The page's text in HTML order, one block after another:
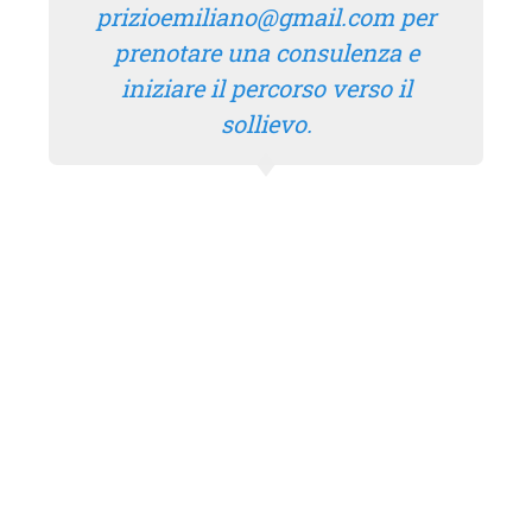
prizioemiliano@gmail.com per
prenotare una consulenza e
iniziare il percorso verso il
sollievo.